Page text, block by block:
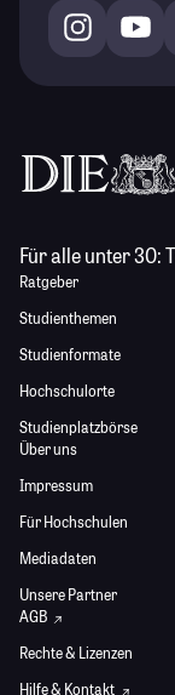
Für alle unter 30:
Ratgeber
Studienthemen
Studienformate
Hochschulorte
Studienplatzbörse
Über uns
Impressum
Für Hochschulen
Mediadaten
Unsere Partner
AGB
Rechte & Lizenzen
Hilfe & Kontakt